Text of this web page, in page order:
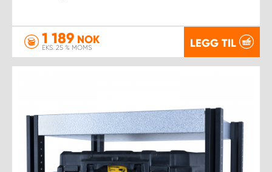
1 189 NOK
EKS. 25 % MOMS LEGG TIL